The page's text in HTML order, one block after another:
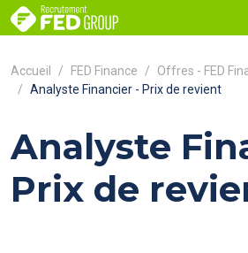
Accueil FED Finance
Offres - FED
Analyste Financier - Prix de revient
Analyste
Prix de